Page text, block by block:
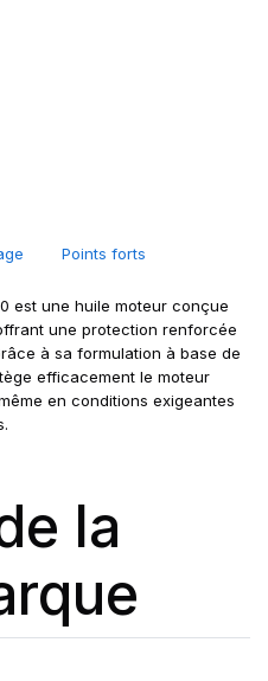
Points forts
est une huile moteur conçue
une protection renforcée
à sa formulation à base de
efficacement le moteur
en conditions exigeantes
la